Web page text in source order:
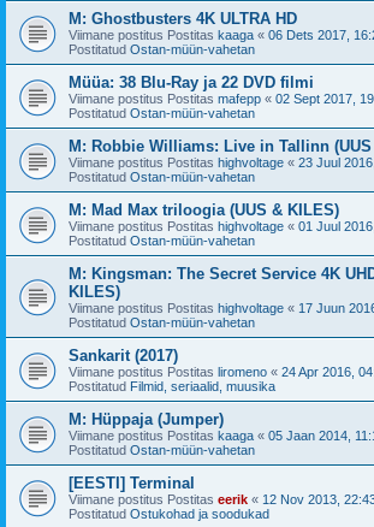
M: Ghostbusters 4K ULTRA HD
Viimane postitus Postitas kaaga « 06 Dets 2017,
Postitatud Ostan-müün-vahetan
Müüa: 38 Blu-Ray ja 22 DVD filmi
Viimane postitus Postitas mafepp « 02 Sept 2017,
Postitatud Ostan-müün-vahetan
M: Robbie Williams: Live in Tallinn
Viimane postitus Postitas highvoltage « 23 Juul
Postitatud Ostan-müün-vahetan
M: Mad Max triloogia (UUS & KILES)
Viimane postitus Postitas highvoltage « 01 Juul
Postitatud Ostan-müün-vahetan
M: Kingsman: The Secret Service 4K
KILES)
Viimane postitus Postitas highvoltage « 17 Juun
Postitatud Ostan-müün-vahetan
Sankarit (2017)
Viimane postitus Postitas liromeno « 24 Apr 2016,
Postitatud Filmid, seriaalid, muusika
M: Hüppaja (Jumper)
Viimane postitus Postitas kaaga « 05 Jaan 2014,
Postitatud Ostan-müün-vahetan
[EESTI] Terminal
Viimane postitus Postitas eerik « 12 Nov 2013,
Postitatud Ostukohad ja soodukad